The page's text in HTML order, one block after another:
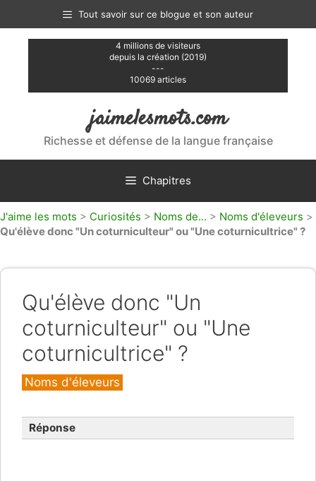
contenu
Tout savoir sur ce blogue et son auteur
4 millions de visiteurs
depuis la création (2019)
---
10069 articles
jaimelesmots.com
Richesse et défense de la langue française
Chapitres
J'aime les mots > Curiosités > Noms de... > Noms d'éleveurs >
Qu'élève donc "Un coturniculteur" ou "Une coturnicultrice" ?
Qu'élève donc "Un
coturniculteur" ou "Une
coturnicultrice" ?
Catégories
Noms d'éleveurs
Réponse